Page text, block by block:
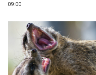
09:00